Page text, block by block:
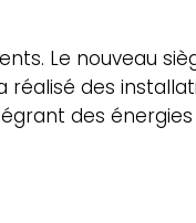
Le nouveau
réalisé des
des énergies